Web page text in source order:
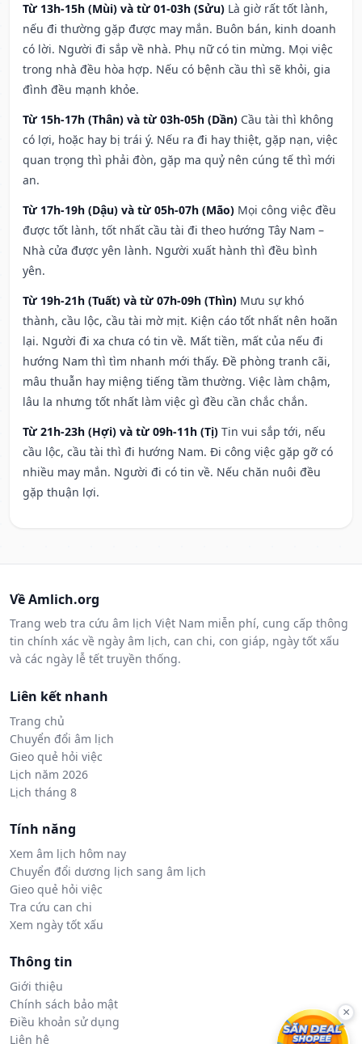
Từ 13h-15h (Mùi) và từ 01-03h (Sửu) Là giờ rất tốt lành,
nếu đi thường gặp được may mắn. Buôn bán, kinh doanh
có lời. Người đi sắp về nhà. Phụ nữ có tin mừng. Mọi việc
trong nhà đều hòa hợp. Nếu có bệnh cầu thì sẽ khỏi, gia
đình đều mạnh khỏe.
Từ 15h-17h (Thân) và từ 03h-05h (Dần) Cầu tài thì không
có lợi, hoặc hay bị trái ý. Nếu ra đi hay thiệt, gặp nạn, việc
quan trọng thì phải đòn, gặp ma quỷ nên cúng tế thì mới
an.
Từ 17h-19h (Dậu) và từ 05h-07h (Mão) Mọi công việc đều
được tốt lành, tốt nhất cầu tài đi theo hướng Tây Nam –
Nhà cửa được yên lành. Người xuất hành thì đều bình
yên.
Từ 19h-21h (Tuất) và từ 07h-09h (Thìn) Mưu sự khó
thành, cầu lộc, cầu tài mờ mịt. Kiện cáo tốt nhất nên hoãn
lại. Người đi xa chưa có tin về. Mất tiền, mất của nếu đi
hướng Nam thì tìm nhanh mới thấy. Đề phòng tranh cãi,
mâu thuẫn hay miệng tiếng tầm thường. Việc làm chậm,
lâu la nhưng tốt nhất làm việc gì đều cần chắc chắn.
Từ 21h-23h (Hợi) và từ 09h-11h (Tị) Tin vui sắp tới, nếu
cầu lộc, cầu tài thì đi hướng Nam. Đi công việc gặp gỡ có
nhiều may mắn. Người đi có tin về. Nếu chăn nuôi đều
gặp thuận lợi.
Về Amlich.org
Trang web tra cứu âm lịch Việt Nam miễn phí, cung cấp thông
tin chính xác về ngày âm lịch, can chi, con giáp, ngày tốt xấu
và các ngày lễ tết truyền thống.
Liên kết nhanh
Trang chủ
Chuyển đổi âm lịch
Gieo quẻ hỏi việc
Lịch năm 2026
Lịch tháng 8
Tính năng
Xem âm lịch hôm nay
Chuyển đổi dương lịch sang âm lịch
Gieo quẻ hỏi việc
Tra cứu can chi
Xem ngày tốt xấu
Thông tin
Giới thiệu
Chính sách bảo mật
Điều khoản sử dụng
Liên hệ
×